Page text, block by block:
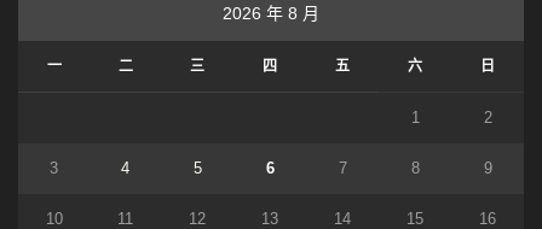
2026 年 8 月
一 二 三 四 五 六 日
1 2
3 4 5 6 7 8 9
10 11 12 13 14 15 16